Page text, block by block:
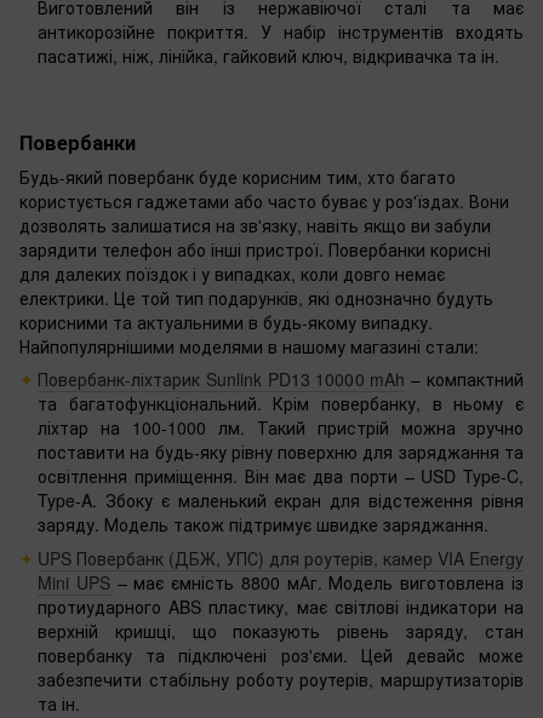
Виготовлений він із нержавіючої сталі та має
антикорозійне покриття. У набір інструментів входять
пасатижі, ніж, лінійка, гайковий ключ, відкривачка та ін.
Повербанки
Будь-який повербанк буде корисним тим, хто багато
користується гаджетами або часто буває у роз'їздах. Вони
дозволять залишатися на зв'язку, навіть якщо ви забули
зарядити телефон або інші пристрої. Повербанки корисні
для далеких поїздок і у випадках, коли довго немає
електрики. Це той тип подарунків, які однозначно будуть
корисними та актуальними в будь-якому випадку.
Найпопулярнішими моделями в нашому магазині стали:
Повербанк-ліхтарик Sunlink PD13 10000 mAh‌ – компактний
та багатофункціональний. Крім повербанку, в ньому є
ліхтар на 100-1000 лм. Такий пристрій можна зручно
поставити на будь-яку рівну поверхню для заряджання та
освітлення приміщення. Він має два порти – USD Type-C,
Type-A. Збоку є маленький екран для відстеження рівня
заряду. Модель також підтримує швидке заряджання.
UPS Повербанк (ДБЖ, УПС) для роутерів, камер VIA Energy
Mini UPS– має ємність 8800 мАг. Модель виготовлена ​​із
протиударного ABS пластику, має світлові індикатори на
верхній кришці, що показують рівень заряду, стан
повербанку та підключені роз'єми. Цей девайс може
забезпечити стабільну роботу роутерів, маршрутизаторів
та ін.